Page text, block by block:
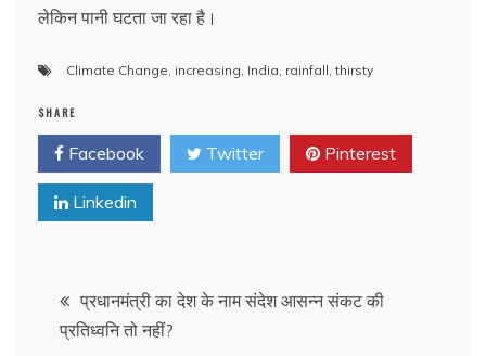
लेकिन पानी घटता जा रहा है।
Climate Change increasing India rainfall ,thirsty
SHARE
Facebook Twitter Pinterest
Linkedin
Postप्रधानमंत्री का देश के नाम संदेश आसन्न संकट की
प्रतिध्वनि तो नहीं?